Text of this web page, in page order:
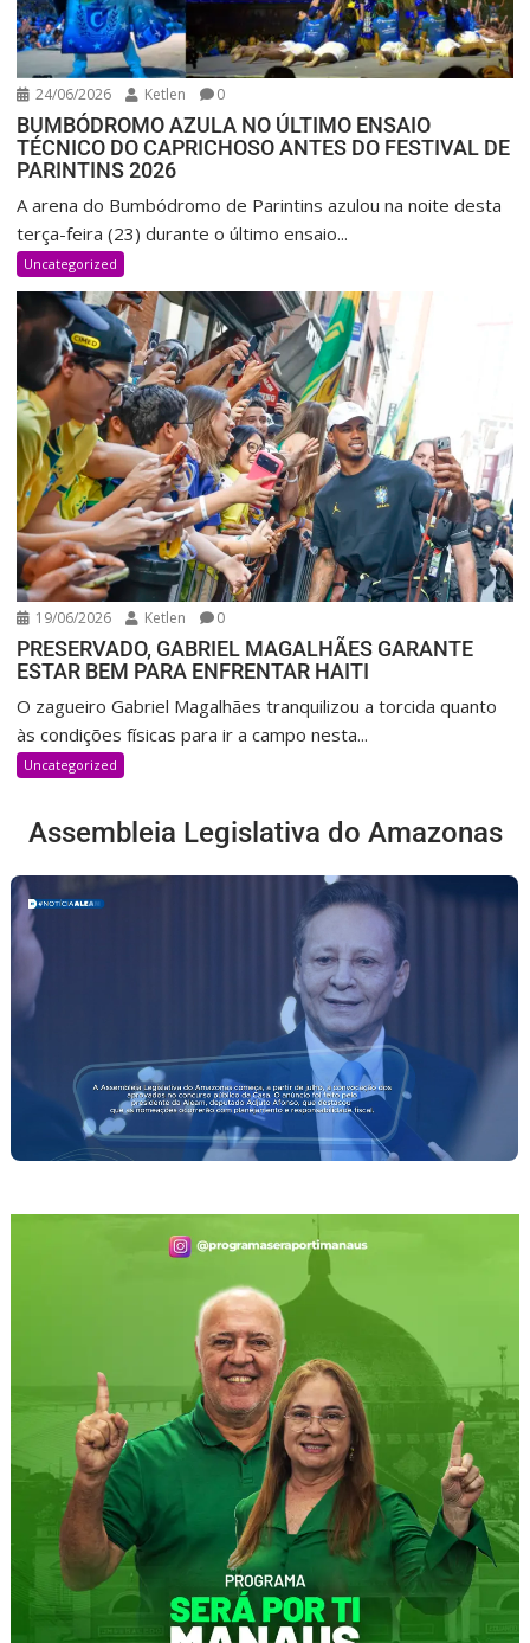
24/06/2026 Ketlen 0
BUMBÓDROMO AZULA NO ÚLTIMO ENSAIO
TÉCNICO DO CAPRICHOSO ANTES DO FESTIVAL DE
PARINTINS 2026
A arena do Bumbódromo de Parintins azulou na noite desta
terça-feira (23) durante o último ensaio...
Uncategorized
19/06/2026 Ketlen 0
PRESERVADO, GABRIEL MAGALHÃES GARANTE
ESTAR BEM PARA ENFRENTAR HAITI
O zagueiro Gabriel Magalhães tranquilizou a torcida quanto
às condições físicas para ir a campo nesta...
Uncategorized
Assembleia Legislativa do Amazonas